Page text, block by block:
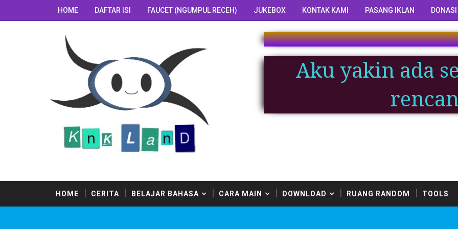
HOME DAFTAR ISI FAUCET (NGUMPUL RECEH) JUKEBOX KONTAK KAMI PASANG IKLAN DONASI
Aku yakin ada
HOME CERITA BELAJAR BAHASA CARA MAIN DOWNLOAD RUANG RANDOM TOOLS